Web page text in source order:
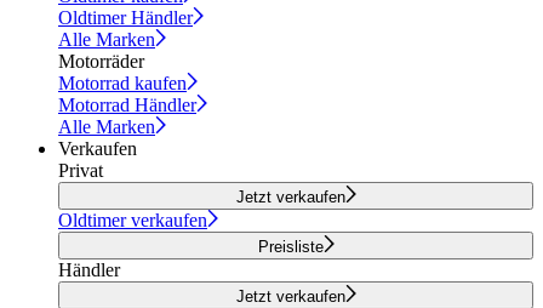
Oldtimer Händler
Alle Marken
Motorräder
Motorrad kaufen
Motorrad Händler
Alle Marken
Verkaufen
Privat
Jetzt verkaufen
Oldtimer verkaufen
Preisliste
Händler
Jetzt verkaufen